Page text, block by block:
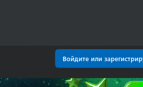
Войдите или